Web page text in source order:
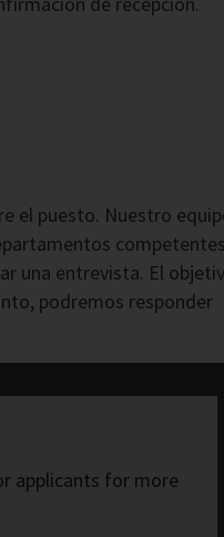
el puesto. Nuestro
una entrevista. El
podremos responder
applicants for more